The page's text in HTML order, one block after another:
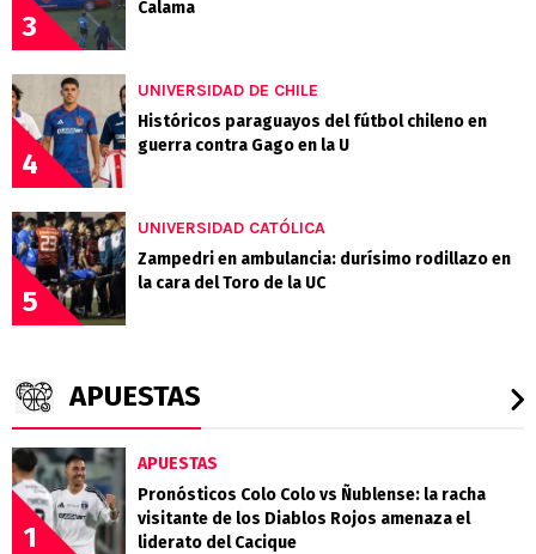
3
Calama
4
UNIVERSIDAD DE CHILE
Históricos paraguayos del fútbol chileno en
guerra contra Gago en la U
5
UNIVERSIDAD CATÓLICA
Zampedri en ambulancia: durísimo rodillazo en
la cara del Toro de la UC
APUESTAS
1
APUESTAS
Pronósticos Colo Colo vs Ñublense: la racha
visitante de los Diablos Rojos amenaza el
liderato del Cacique